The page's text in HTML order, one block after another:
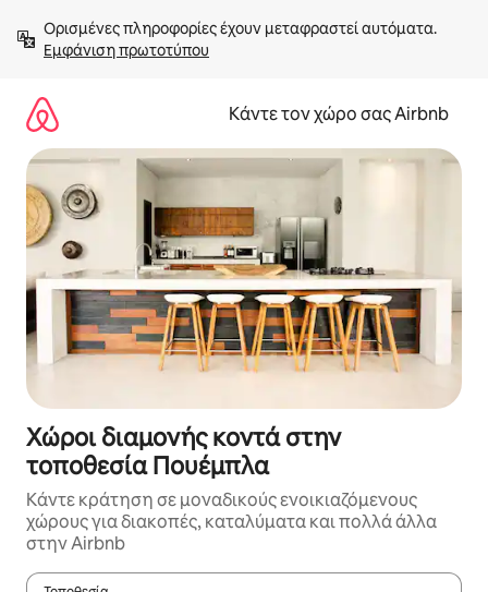
στο
περιεχόμενοΕμφάνιση πρωτοτύπου
Κάντε τον χώρο σας Airbnb
Χώροι διαμονής κοντά στην
τοποθεσία Πουέμπλα
Κάντε κράτηση σε μοναδικούς ενοικιαζόμενους
χώρους για διακοπές, καταλύματα και πολλά άλλα
στην Airbnb